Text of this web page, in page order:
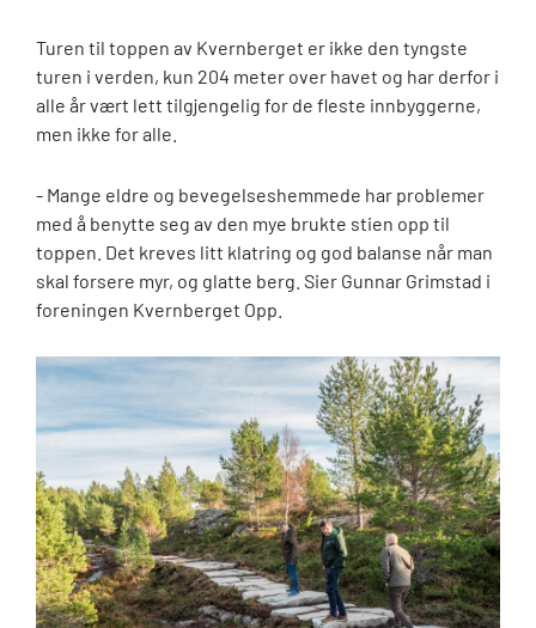
Turen til toppen av Kvernberget er ikke den tyngste
turen i verden, kun 204 meter over havet og har derfor i
alle år vært lett tilgjengelig for de fleste innbyggerne,
men ikke for alle.
- Mange eldre og bevegelseshemmede har problemer
med å benytte seg av den mye brukte stien opp til
toppen. Det kreves litt klatring og god balanse når man
skal forsere myr, og glatte berg. Sier Gunnar Grimstad i
foreningen Kvernberget Opp.